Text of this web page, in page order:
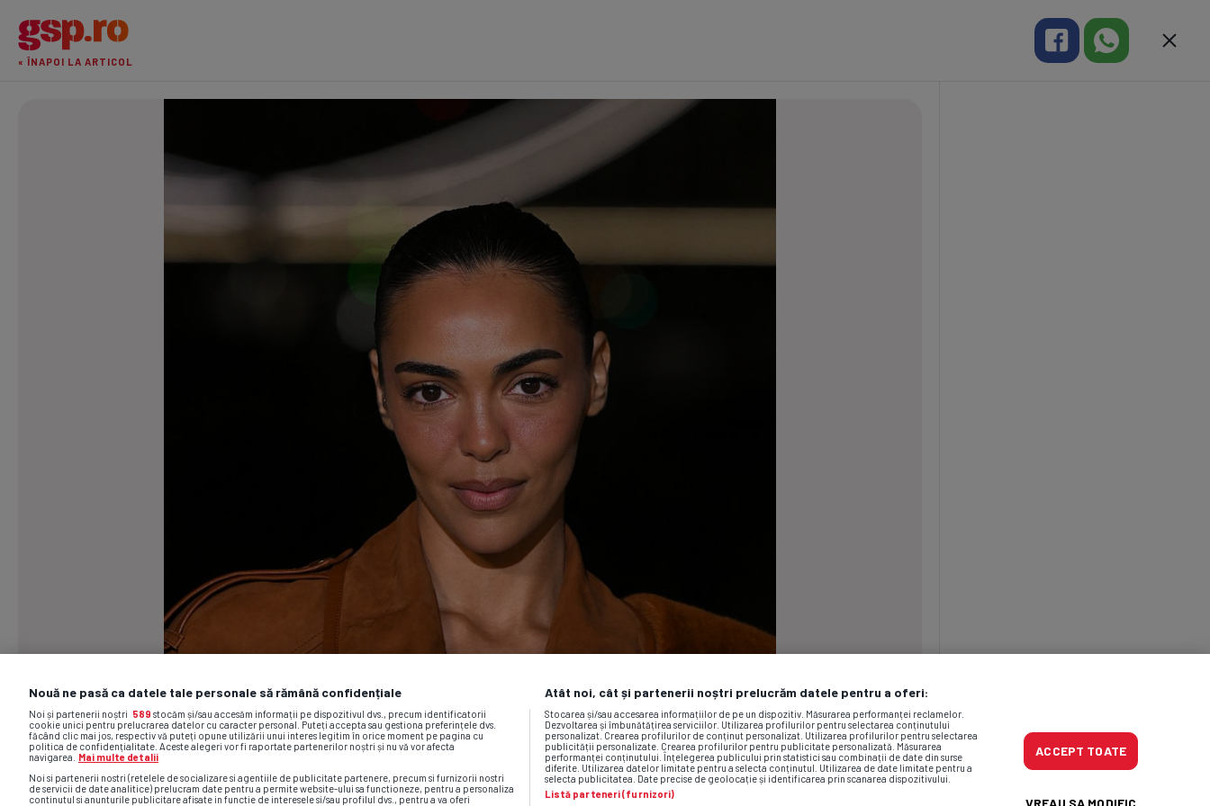
« ÎNAPOI LA ARTICOL
Nouă ne pasă ca datele tale personale să rămână confidențiale
Noi și partenerii noștri 589 stocăm și/sau accesăm informații pe dispozitivul dvs., precum identificatorii
cookie unici pentru prelucrarea datelor cu caracter personal. Puteți accepta sau gestiona preferințele dvs.
făcând clic mai jos, respectiv vă puteți opune utilizării unui interes legitim în orice moment pe pagina cu
politica de confidențialitate. Aceste alegeri vor fi raportate partenerilor noștri și nu vă vor afecta
navigarea.
Mai multe detalii
Noi si partenerii nostri (retelele de socializare si agentiile de publicitate partenere, precum si furnizorii nostri
de servicii de date analitice) prelucram date pentru a permite website-ului sa functioneze, pentru a personaliza
continutul si anunturile publicitare afisate in functie de interesele si/sau profilul dvs., pentru a va oferi
Atât noi, cât și partenerii noștri prelucrăm datele pentru a oferi:
Stocarea și/sau accesarea informațiilor de pe un dispozitiv. Măsurarea performanței reclamelor.
Dezvoltarea și îmbunătățirea serviciilor. Utilizarea profilurilor pentru selectarea conținutului
personalizat. Crearea profilurilor de conținut personalizat. Utilizarea profilurilor pentru selectarea
publicității personalizate. Crearea profilurilor pentru publicitate personalizată. Măsurarea
performanței conținutului. Înțelegerea publicului prin statistici sau combinații de date din surse
diferite. Utilizarea datelor limitate pentru a selecta conținutul. Utilizarea de date limitate pentru a
selecta publicitatea. Date precise de geolocație și identificarea prin scanarea dispozitivului.
Listă parteneri (furnizori)
ACCEPT TOATE
VREAU SA MODIFIC